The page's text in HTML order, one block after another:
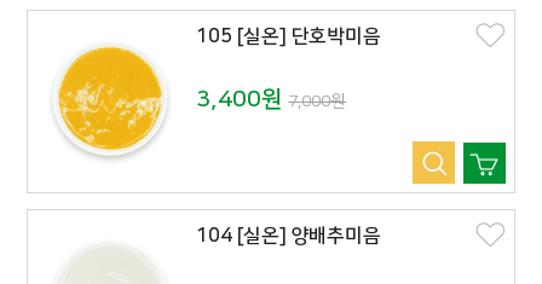
105 [실온] 단호박미음
3,400원7,000원
104 [실온] 양배추미음